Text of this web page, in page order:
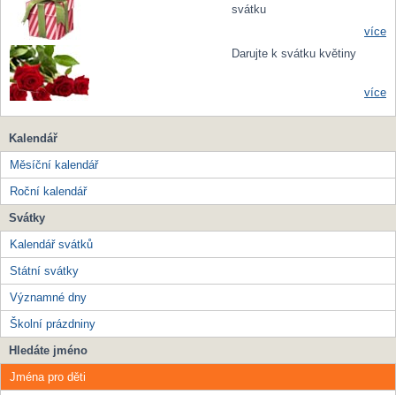
svátku
více
Darujte k svátku květiny
více
Kalendář
Měsíční kalendář
Roční kalendář
Svátky
Kalendář svátků
Státní svátky
Významné dny
Školní prázdniny
Hledáte jméno
Jména pro děti